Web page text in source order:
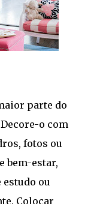
parte do
o com
fotos ou
bem-estar,
ou
Colocar